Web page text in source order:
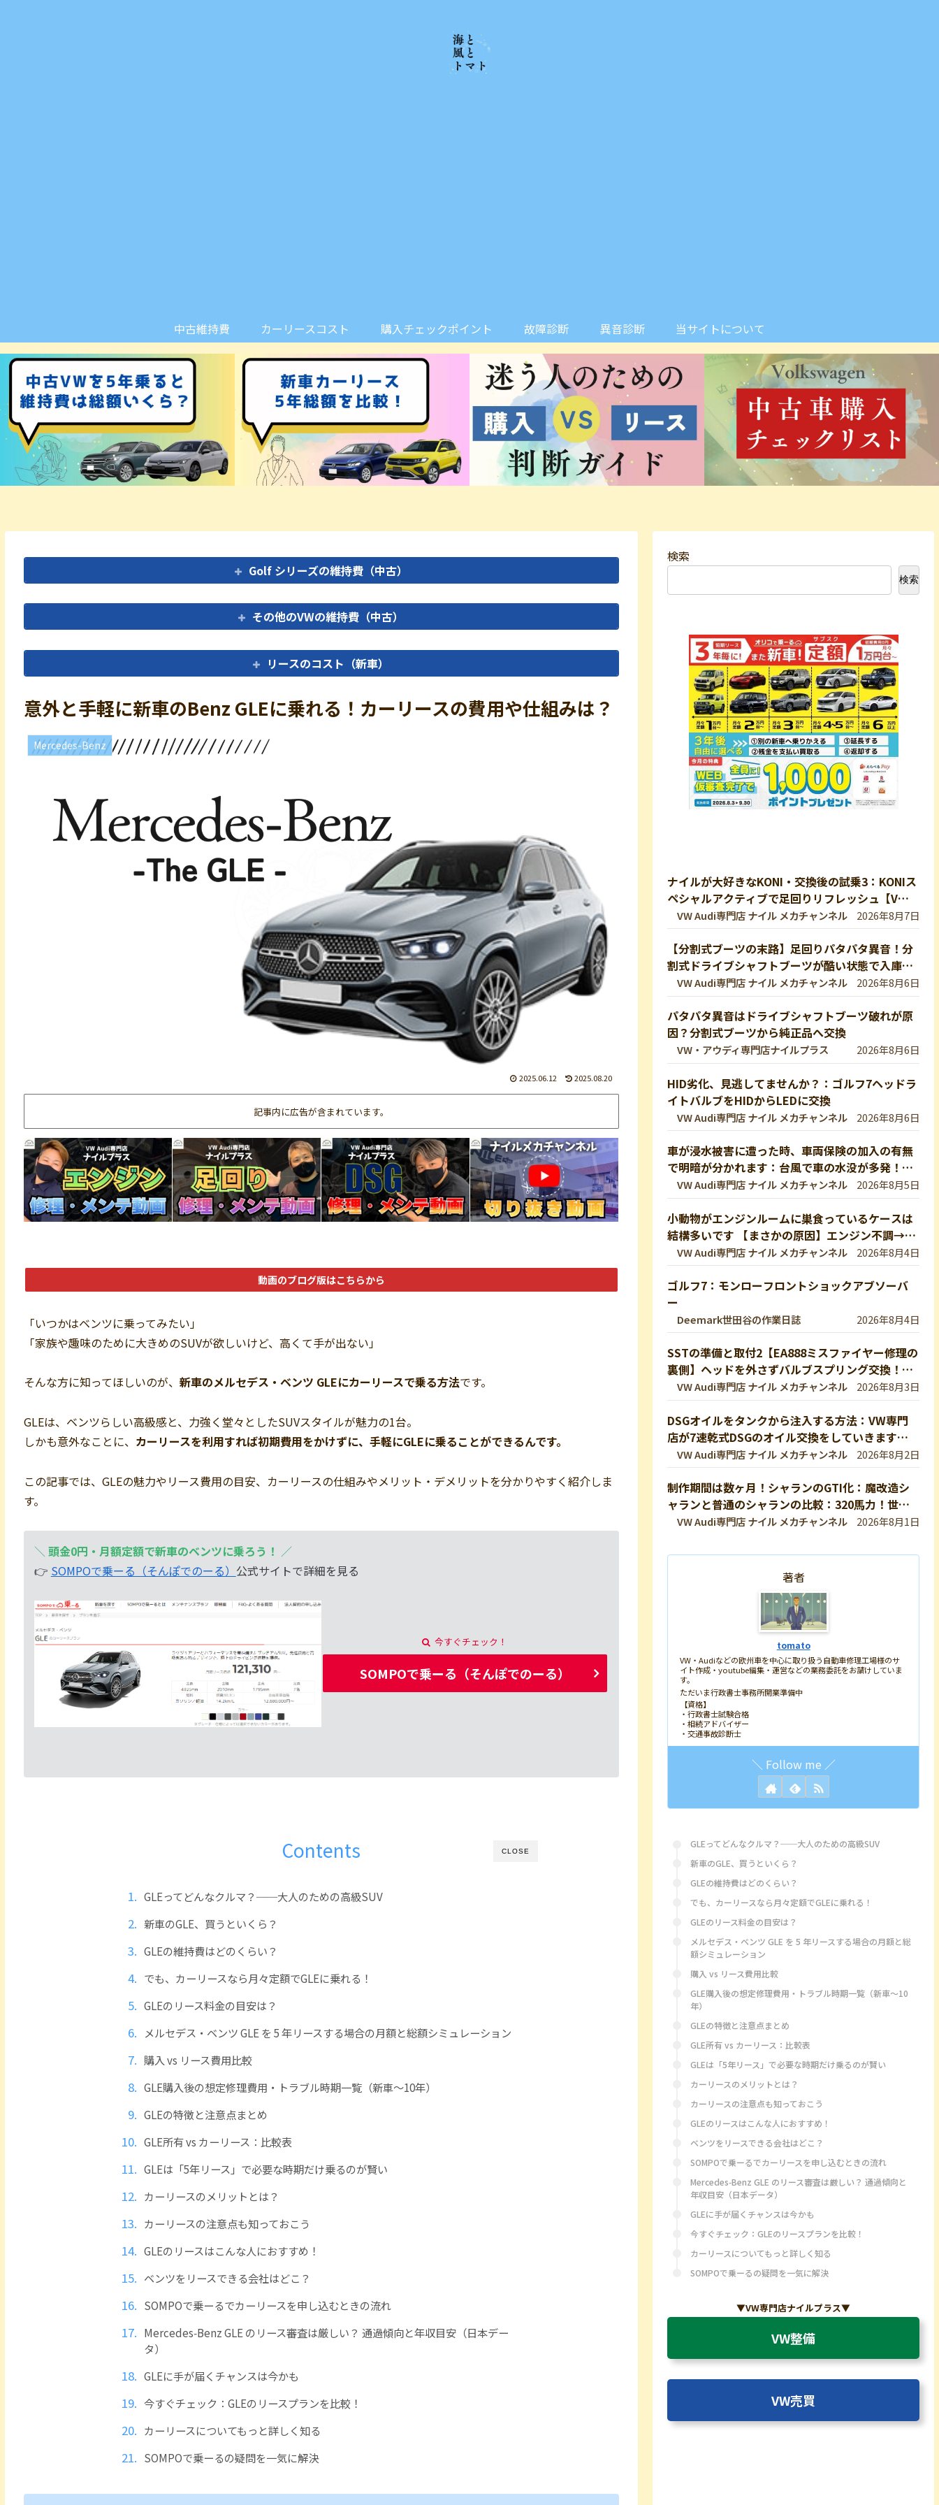
中古維持費 カーリースコスト 購入チェックポイント 故障診断 異音診断 当サイトについて
Golf シリーズの維持費（中古）
その他のVWの維持費（中古）
リースのコスト（新車）
意外と手軽に新車のBenz GLEに乗れる！カーリースの費用や仕組みは？
Mercedes-Benz
2025.06.12 2025.08.20
記事内に広告が含まれています。
動画のブログ版はこちらから
「いつかはベンツに乗ってみたい」
「家族や趣味のために大きめのSUVが欲しいけど、高くて手が出ない」
そんな方に知ってほしいのが、 新車のメルセデス・ベンツ GLEにカーリースで乗る方法です。
GLEは、ベンツらしい高級感と、力強く堂々としたSUVスタイルが魅力の1台。
しかも意外なことに、 カーリースを利用すれば初期費用をかけずに、手軽にGLEに乗ることができるんです。
この記事では、GLEの魅力やリース費用の目安、カーリースの仕組みやメリット・デメリットを分かりやすく紹介しま
す。
＼ 頭金0円・月額定額で新車のベンツに乗ろう！ ／
👉 SOMPOで乗ーる（そんぽでのーる） 公式サイトで詳細を見る
今すぐチェック！
SOMPOで乗ーる（そんぽでのーる）
CLOSE
Contents
GLEってどんなクルマ？──大人のための高級SUV
新車のGLE、買うといくら？
GLEの維持費はどのくらい？
でも、カーリースなら月々定額でGLEに乗れる！
GLEのリース料金の目安は？
メルセデス・ベンツ GLE を 5 年リースする場合の月額と総額シミュレーション
購入 vs リース費用比較
GLE購入後の想定修理費用・トラブル時期一覧（新車～10年）
GLEの特徴と注意点まとめ
GLE所有 vs カーリース：比較表
GLEは「5年リース」で必要な時期だけ乗るのが賢い
カーリースのメリットとは？
カーリースの注意点も知っておこう
GLEのリースはこんな人におすすめ！
ベンツをリースできる会社はどこ？
SOMPOで乗ーるでカーリースを申し込むときの流れ
Mercedes‑Benz GLE のリース審査は厳しい？ 通過傾向と年収目安（日本デー
タ）
GLEに手が届くチャンスは今かも
今すぐチェック：GLEのリースプランを比較！
カーリースについてもっと詳しく知る
SOMPOで乗ーるの疑問を一気に解決
検索
検索
ナイルが大好きなKONI・交換後の試乗3：KONIス
ペシャルアクティブで足回りリフレッシュ【VW
修理・メンテ】
VW Audi専門店 ナイル メカチャンネル 2026年8月7日
【分割式ブーツの末路】足回りパタパタ異音！分
割式ドライブシャフトブーツが酷い状態で入庫し
ました！純正ブーツに交換修理します【VW 9Nポ
ロ】
VW Audi専門店 ナイル メカチャンネル 2026年8月6日
パタパタ異音はドライブシャフトブーツ破れが原
因？分割式ブーツから純正品へ交換
VW・アウディ専門店ナイルプラス 2026年8月6日
HID劣化、見逃してませんか？：ゴルフ7ヘッドラ
イトバルブをHIDからLEDに交換
VW Audi専門店 ナイル メカチャンネル 2026年8月6日
車が浸水被害に遭った時、車両保険の加入の有無
で明暗が分かれます：台風で車の水没が多発！冠
水車の見分け方や注意ポイントをVW専門店が解
説していきます！【VW修理】
VW Audi専門店 ナイル メカチャンネル 2026年8月5日
小動物がエンジンルームに巣食っているケースは
結構多いです 【まさかの原因】エンジン不調→開
けたら小動物の巣だった… 【VW修理】
VW Audi専門店 ナイル メカチャンネル 2026年8月4日
ゴルフ7：モンローフロントショックアブソーバ
ー
Deemark世田谷の作業日誌 2026年8月4日
SSTの準備と取付2【EA888ミスファイヤー修理の
裏側】ヘッドを外さずバルブスプリング交換！特
殊工具で行う実作業を完全公開 【VW修理】
VW Audi専門店 ナイル メカチャンネル 2026年8月3日
DSGオイルをタンクから注入する方法：VW専門
店が7速乾式DSGのオイル交換をしていきます！
DQ200【VW修理】
VW Audi専門店 ナイル メカチャンネル 2026年8月2日
制作期間は数ヶ月！シャランのGTI化：魔改造シ
ャランと普通のシャランの比較：320馬力！世界
最速のシャランをVW専門店が生み出したので紹
VW Audi専門店 ナイル メカチャンネル 2026年8月1日
著者
tomato
VW・Audiなどの欧州車を中心に取り扱う自動車修理工場様のサ
イト作成・youtube編集・運営などの業務委託をお請けしていま
す。
ただいま行政書士事務所開業準備中
【資格】
・行政書士試験合格
・相続アドバイザー
・交通事故診断士
GLEってどんなクルマ？──大人のための高級SUV
新車のGLE、買うといくら？
GLEの維持費はどのくらい？
でも、カーリースなら月々定額でGLEに乗れる！
GLEのリース料金の目安は？
メルセデス・ベンツ GLE を 5 年リースする場合の月額と総
額シミュレーション
購入 vs リース費用比較
GLE購入後の想定修理費用・トラブル時期一覧（新車～10
年）
GLEの特徴と注意点まとめ
GLE所有 vs カーリース：比較表
GLEは「5年リース」で必要な時期だけ乗るのが賢い
カーリースのメリットとは？
カーリースの注意点も知っておこう
GLEのリースはこんな人におすすめ！
ベンツをリースできる会社はどこ？
SOMPOで乗ーるでカーリースを申し込むときの流れ
Mercedes‑Benz GLE のリース審査は厳しい？ 通過傾向と
年収目安（日本データ）
GLEに手が届くチャンスは今かも
今すぐチェック：GLEのリースプランを比較！
カーリースについてもっと詳しく知る
SOMPOで乗ーるの疑問を一気に解決
▼VW専門店ナイルプラス▼
VW整備
VW売買